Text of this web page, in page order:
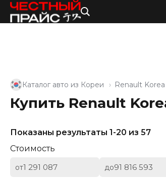
Показаны результаты 1-20 из 57
Стоимость
от до
Каталог авто из Кореи Renault
Купить Renault